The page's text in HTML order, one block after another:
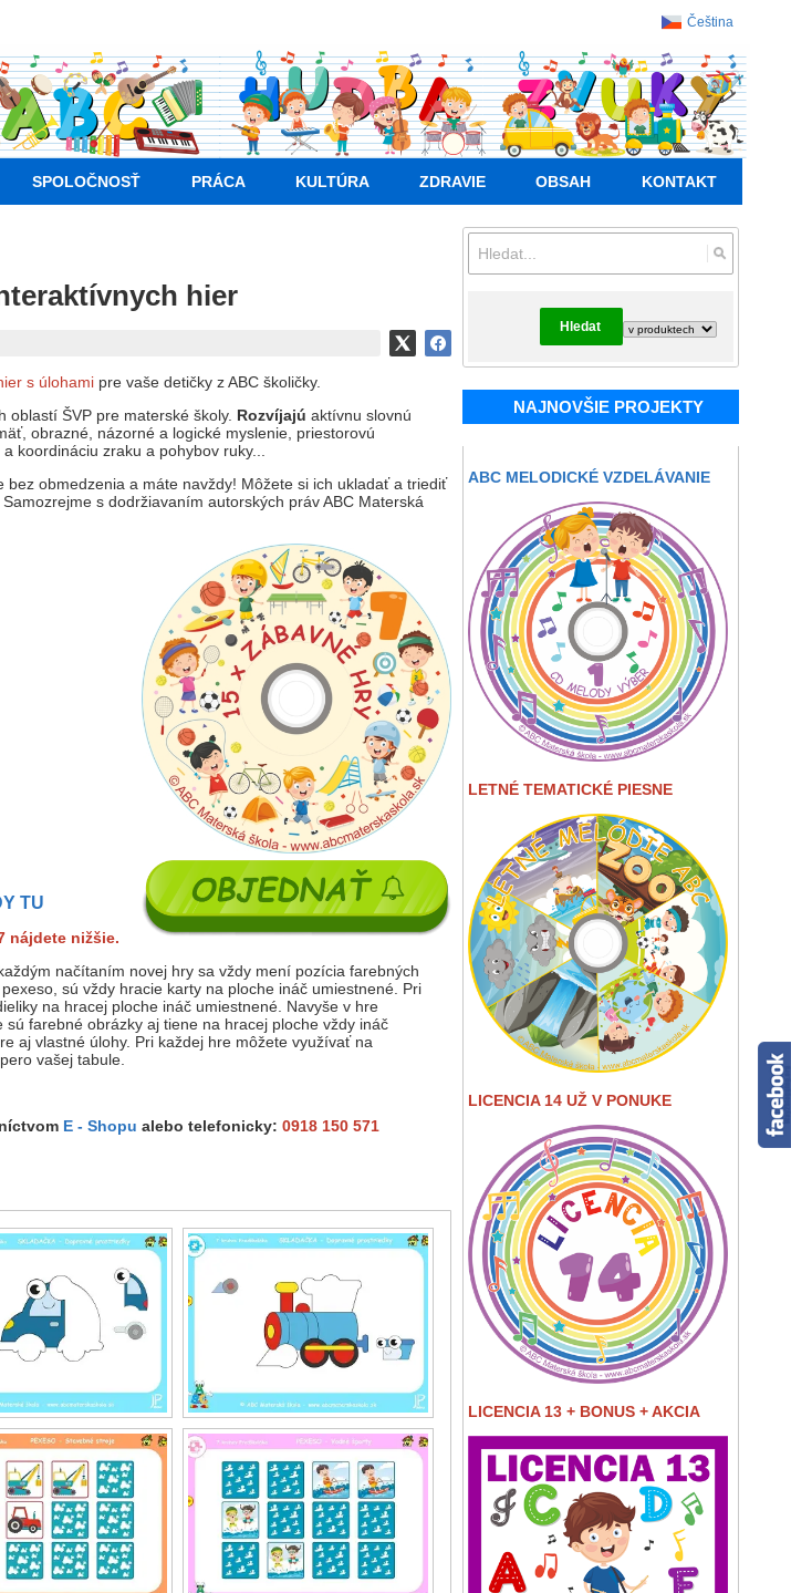
Čeština
SPOLOČNOSŤ PRÁCA KULTÚRA ZDRAVIE OBSAH KONTAKT
Hledat
NAJNOVŠIE PROJEKTY
ABC MELODICKÉ VZDELÁVANIE
LETNÉ TEMATICKÉ PIESNE
LICENCIA 14 UŽ V PONUKE
LICENCIA 13 + BONUS + AKCIA
hier
s úlohami pre vaše detičky z ABC školičky.
oblastí ŠVP pre materské školy. Rozvíjajú aktívnu slovnú
obrazné, názorné a logické myslenie, priestorovú
koordináciu zraku a pohybov ruky...
bez obmedzenia a máte navždy! Môžete si ich ukladať a triediť
s dodržiavaním autorských práv ABC Materská
TU
nájdete nižšie.
každým načítaním novej hry sa vždy mení pozícia farebných
sú vždy hracie karty na ploche ináč umiestnené. Pri
na hracej ploche ináč umiestnené. Navyše v hre
farebné obrázky aj tiene na hracej ploche vždy ináč
aj vlastné úlohy. Pri každej hre môžete využívať na
vašej tabule.
E - Shopu alebo telefonicky: 0918 150 571